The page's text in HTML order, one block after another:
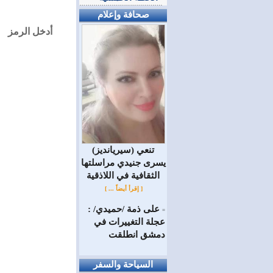
أدخل الرمز
صحافة وإعلام
(سيريانديز) تنعي
يسرى جنيدي مراسلتها
الثقافية في اللاذقية
[ إقرأ أيضاً ... ]
= على ذمة /حميدي/ :
عجلة التغييرات في
دمشق انطلقت
السياحة والسفر